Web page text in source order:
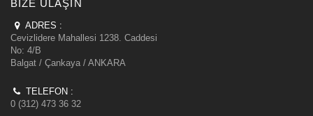
BIZE ULAŞIN
ADRES :
Cevizlidere Mahallesi 1238. Caddesi
No: 4/B
Balgat / Çankaya / ANKARA
TELEFON :
0 (312) 473 36 32